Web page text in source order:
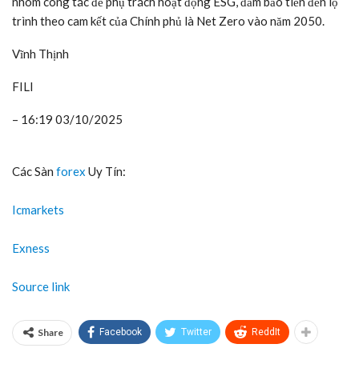
trình theo cam kết của Chính phủ là Net Zero vào năm 2050.
Vĩnh Thịnh
FILI
– 16:19 03/10/2025
Các Sàn forex Uy Tín:
Icmarkets
Exness
Source link
Share Facebook Twitter ReddIt